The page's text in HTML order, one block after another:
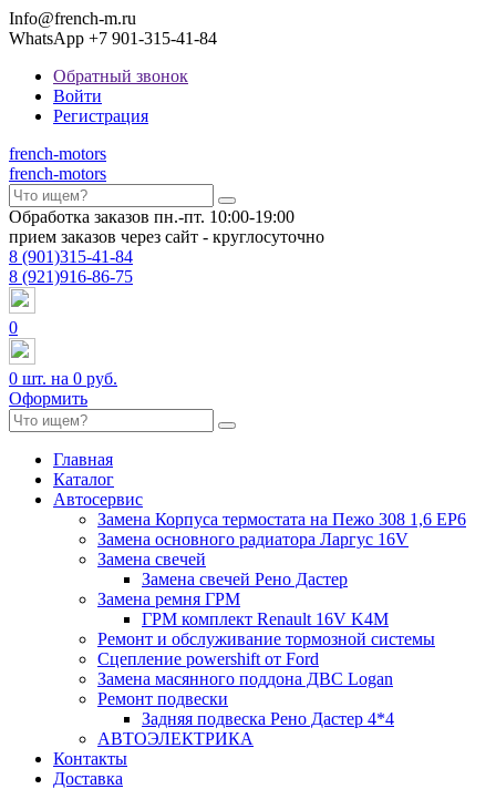
Info@french-m.ru
WhatsApp +7 901-315-41-84
Обратный звонок
Войти
Регистрация
french-motors
french-motors
Обработка заказов пн.-пт. 10:00-19:00
прием заказов через сайт - круглосуточно
8 (901)315-41-84
8 (921)916-86-75
0
0 шт. на 0 руб.
Оформить
Главная
Каталог
Автосервис
Замена Корпуса термостата на Пежо 308 1,6 EP6
Замена основного радиатора Ларгус 16V
Замена свечей
Замена свечей Рено Дастер
Замена ремня ГРМ
ГРМ комплект Renault 16V K4M
Ремонт и обслуживание тормозной системы
Сцепление powershift от Ford
Замена масянного поддона ДВС Logan
Ремонт подвески
Задняя подвеска Рено Дастер 4*4
АВТОЭЛЕКТРИКА
Контакты
Доставка